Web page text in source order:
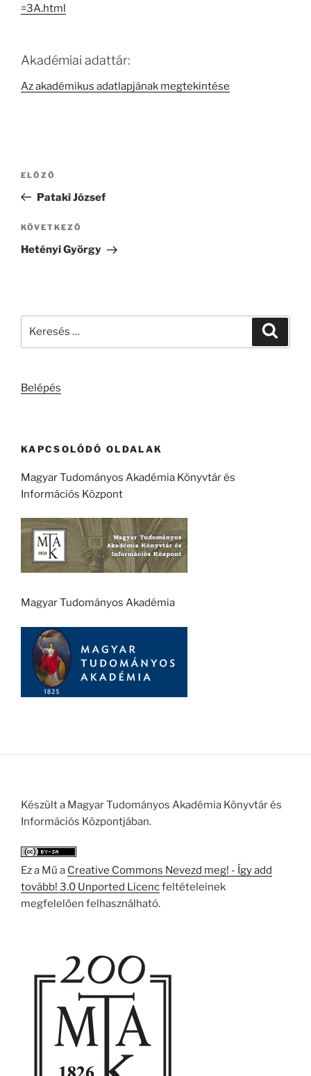
=3A.html
Akadémiai adattár:
Az akadémikus adatlapjának megtekintése
Bejegyzés
Korábbi
bejegyzés
ELŐZŐ
Pataki József
Következő
bejegyzés
KÖVETKEZŐ
Hetényi György
Belépés
KAPCSOLÓDÓ OLDALAK
Magyar Tudományos Akadémia Könyvtár és
Információs Központ
Magyar Tudományos Akadémia
Készült a Magyar Tudományos Akadémia Könyvtár és
Információs Központjában.
Ez a Mű a Creative Commons Nevezd meg! - Így add
tovább! 3.0 Unported Licencfeltételeinek
megfelelően felhasználható.